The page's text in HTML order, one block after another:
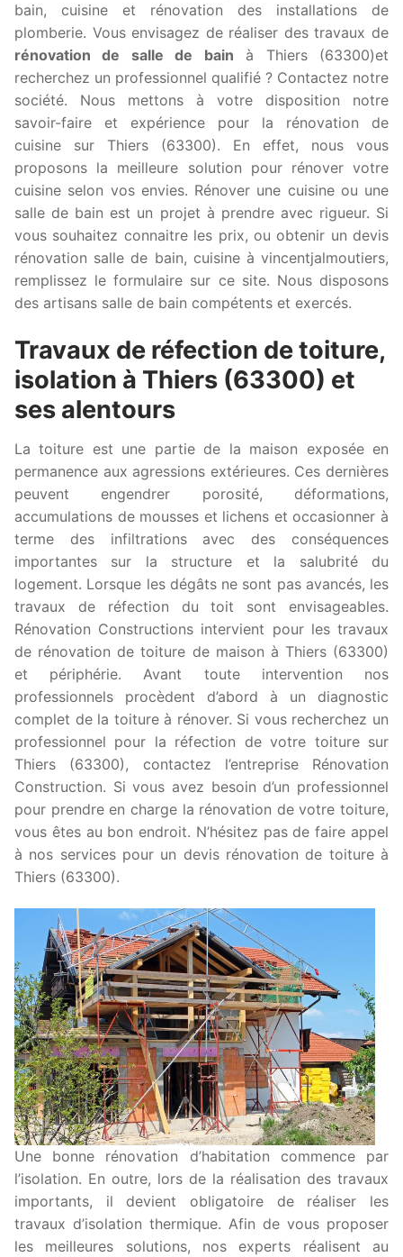
bain, cuisine et rénovation des installations de
plomberie. Vous envisagez de réaliser des travaux de
rénovation de salle de bain à Thiers (63300)et
recherchez un professionnel qualifié ? Contactez notre
société. Nous mettons à votre disposition notre
savoir-faire et expérience pour la rénovation de
cuisine sur Thiers (63300). En effet, nous vous
proposons la meilleure solution pour rénover votre
cuisine selon vos envies. Rénover une cuisine ou une
salle de bain est un projet à prendre avec rigueur. Si
vous souhaitez connaitre les prix, ou obtenir un devis
rénovation salle de bain, cuisine à vincentjalmoutiers,
remplissez le formulaire sur ce site. Nous disposons
des artisans salle de bain compétents et exercés.
Travaux de réfection de toiture,
isolation à Thiers (63300) et
ses alentours
La toiture est une partie de la maison exposée en
permanence aux agressions extérieures. Ces dernières
peuvent engendrer porosité, déformations,
accumulations de mousses et lichens et occasionner à
terme des infiltrations avec des conséquences
importantes sur la structure et la salubrité du
logement. Lorsque les dégâts ne sont pas avancés, les
travaux de réfection du toit sont envisageables.
Rénovation Constructions intervient pour les travaux
de rénovation de toiture de maison à Thiers (63300)
et périphérie. Avant toute intervention nos
professionnels procèdent d’abord à un diagnostic
complet de la toiture à rénover. Si vous recherchez un
professionnel pour la réfection de votre toiture sur
Thiers (63300), contactez l’entreprise Rénovation
Construction. Si vous avez besoin d’un professionnel
pour prendre en charge la rénovation de votre toiture,
vous êtes au bon endroit. N’hésitez pas de faire appel
à nos services pour un devis rénovation de toiture à
Thiers (63300).
Une bonne rénovation d’habitation commence par
l’isolation. En outre, lors de la réalisation des travaux
importants, il devient obligatoire de réaliser les
travaux d’isolation thermique. Afin de vous proposer
les meilleures solutions, nos experts réalisent au